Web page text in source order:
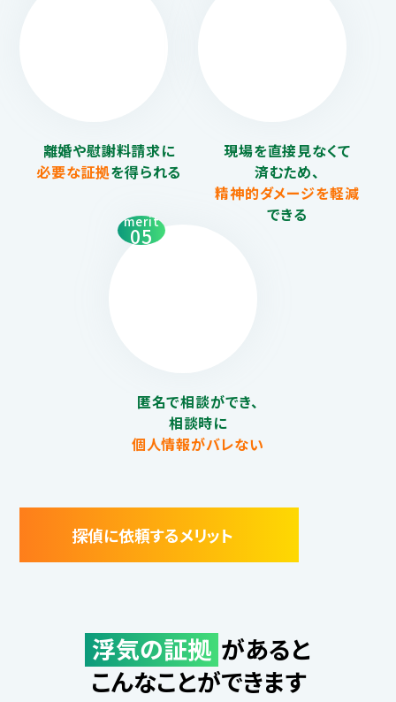
離婚や慰謝料請求に
必要な証拠を得られる
現場を直接見なくて
済むため、
精神的ダメージを軽減
できる
merit
05
匿名で相談ができ、
相談時に
個人情報がバレない
探偵に依頼するメリット
浮気の証拠 があると
こんなことができます